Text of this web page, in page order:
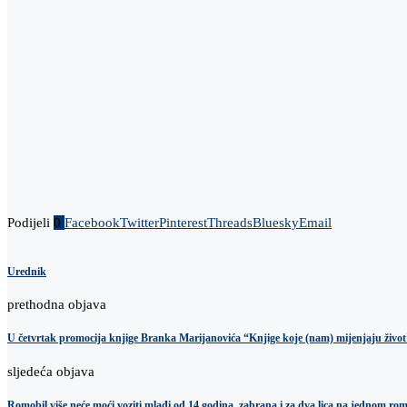
Podijeli 0 FacebookTwitterPinterestThreadsBlueskyEmail
Urednik
prethodna objava
U četvrtak promocija knjige Branka Marijanovića “Knjige koje (nam) mijenjaju
sljedeća objava